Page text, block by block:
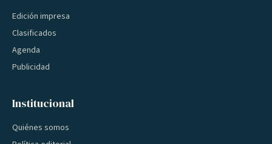
Edición impresa
Clasificados
Agenda
Publicidad
Institucional
Quiénes somos